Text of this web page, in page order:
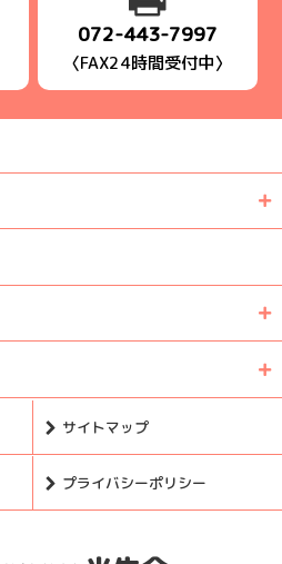
072-443-7997
〈FAX24時間受付中〉
サイトマップ
プライバシーポリシー